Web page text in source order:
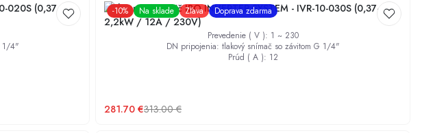
020S (0,37-
1/4"
-10% Na sklade Zľava Doprava zdarma
Frekvenčný menič IBO INVERTER SYSTEM - IVR-10-030S (0,37-
2,2kW / 12A / 230V)
Prevedenie ( V ): 1 ~ 230
DN pripojenia: tlakový snímač so závitom G 1/4"
Prúd ( A ): 12
281.70 €313.00€